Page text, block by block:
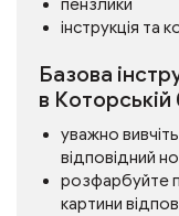
пензлики
інструкція та
Базова
в Которській
уважно
відповідний
розфарбуйте
картини